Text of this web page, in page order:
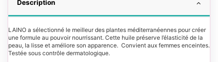
Description
LAINO a sélectionné le meilleur des plantes méditerranéennes pour créer
une formule au pouvoir nourrissant. Cette huile préserve l’élasticité de la
peau, la lisse et améliore son apparence. Convient aux femmes enceintes.
Testée sous contrôle dermatologique.